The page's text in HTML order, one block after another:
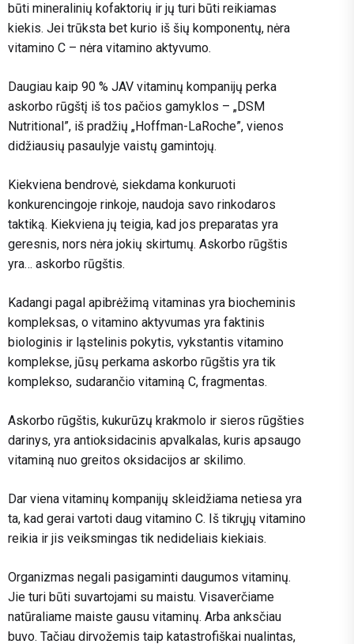
būti mineralinių kofaktorių ir jų turi būti reikiamas
kiekis. Jei trūksta bet kurio iš šių komponentų, nėra
vitamino C – nėra vitamino aktyvumo.
Daugiau kaip 90 % JAV vitaminų kompanijų perka
askorbo rūgštį iš tos pačios gamyklos – „DSM
Nutritional”, iš pradžių „Hoffman-LaRoche”, vienos
didžiausių pasaulyje vaistų gamintojų.
Kiekviena bendrovė, siekdama konkuruoti
konkurencingoje rinkoje, naudoja savo rinkodaros
taktiką. Kiekviena jų teigia, kad jos preparatas yra
geresnis, nors nėra jokių skirtumų. Askorbo rūgštis
yra… askorbo rūgštis.
Kadangi pagal apibrėžimą vitaminas yra biocheminis
kompleksas, o vitamino aktyvumas yra faktinis
biologinis ir ląstelinis pokytis, vykstantis vitamino
komplekse, jūsų perkama askorbo rūgštis yra tik
komplekso, sudarančio vitaminą C, fragmentas.
Askorbo rūgštis, kukurūzų krakmolo ir sieros rūgšties
darinys, yra antioksidacinis apvalkalas, kuris apsaugo
vitaminą nuo greitos oksidacijos ar skilimo.
Dar viena vitaminų kompanijų skleidžiama netiesa yra
ta, kad gerai vartoti daug vitamino C. Iš tikrųjų vitamino
reikia ir jis veiksmingas tik nedideliais kiekiais.
Organizmas negali pasigaminti daugumos vitaminų.
Jie turi būti suvartojami su maistu. Visaverčiame
natūraliame maiste gausu vitaminų. Arba anksčiau
buvo. Tačiau dirvožemis taip katastrofiškai nualintas,